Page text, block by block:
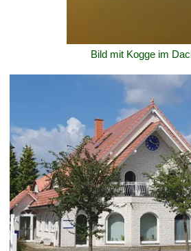
Bild mit Kogge im